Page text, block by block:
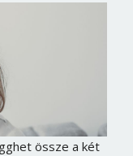
össze a két